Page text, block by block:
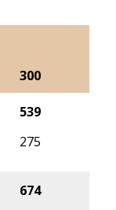
300
539
275
674